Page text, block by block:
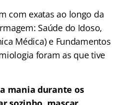
com exatas ao longo da
Saúde do Idoso,
Médica) e Fundamentos
foram as que tive
mania durante os